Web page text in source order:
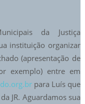
da Justiça
instituição organizar
(apresentação de
exemplo) entre em
para Luís que
JR. Aguardamos sua